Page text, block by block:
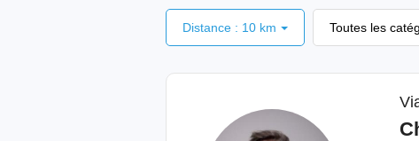
Distance : 10 km Toutes les